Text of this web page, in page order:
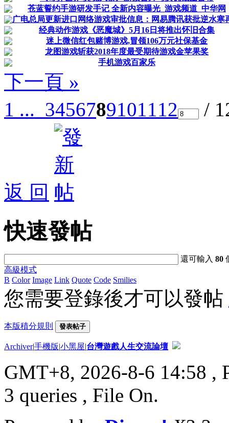
苍蓝誓约手游研发手记 全新内容曝光_游戏频道_中华网
广电总局更新进口网络游戏审批信息：网易腾讯获批逆水寒
经典动作游戏《恶魔城》5月16日将推出怀旧合集
迷上微信红包赌博游戏,冒领106万元社保基金
龙图游戏斩获2018年度最受期待游戏金苹果奖
手机游戏百家乐
下一頁 »
1 ... 3456789101112 /
返 回
快速發帖
還可輸入80
高級模式
B Color Image Link Quote Code Smilies
您需要登錄後才可以發帖
本版積分規則 發表帖子
Archiver|手機版|小黑屋|台灣遊戲人生交流論壇
GMT+8, 2026-8-6 14:58 ,
3 queries , File On.